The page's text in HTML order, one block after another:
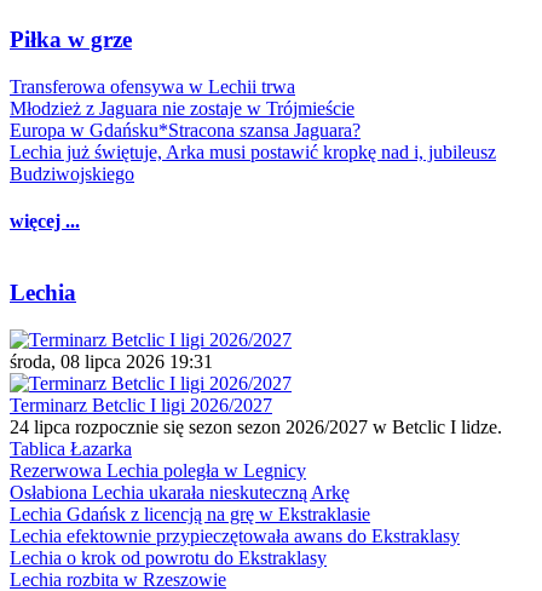
Piłka w grze
Transferowa ofensywa w Lechii trwa
Młodzież z Jaguara nie zostaje w Trójmieście
Europa w Gdańsku*Stracona szansa Jaguara?
Lechia już świętuje, Arka musi postawić kropkę nad i, jubileusz
Budziwojskiego
więcej ...
Lechia
środa, 08 lipca 2026 19:31
Terminarz Betclic I ligi 2026/2027
24 lipca rozpocznie się sezon sezon 2026/2027 w Betclic I lidze.
Tablica Łazarka
Rezerwowa Lechia poległa w Legnicy
Osłabiona Lechia ukarała nieskuteczną Arkę
Lechia Gdańsk z licencją na grę w Ekstraklasie
Lechia efektownie przypieczętowała awans do Ekstraklasy
Lechia o krok od powrotu do Ekstraklasy
Lechia rozbita w Rzeszowie